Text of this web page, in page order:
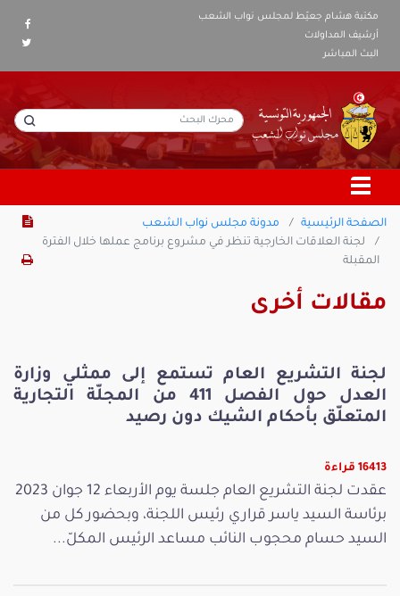
مكتبة هشام جعيّط لمجلس نواب الشعب
أرشيف المداولات
البث المباشر
الصفحة الرئيسية
مدونة مجلس نواب الشعب
لجنة العلاقات الخارجية تنظر في مشروع برنامج عملها خلال الفترة
المقبلة
مقالات أخرى
لجنة التشريع العام تستمع إلى ممثلي وزارة
العدل حول الفصل 411 من المجلّة التجارية
المتعلّق بأحكام الشيك دون رصيد
16413 قراءة
عقدت لجنة التشريع العام جلسة يوم الأربعاء 12 جوان 2023
برئاسة السيد ياسر قراري رئيس اللجنة، وبحضور كل من
السيد حسام محجوب النائب مساعد الرئيس المكلّ...